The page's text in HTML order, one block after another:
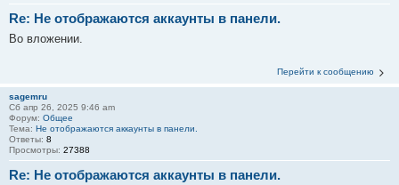
Re: Не отображаются аккаунты в панели.
Во вложении.
Перейти к сообщению
sagemru
Сб апр 26, 2025 9:46 am
Форум: Общее
Тема: Не отображаются аккаунты в панели.
Ответы: 8
Просмотры: 27388
Re: Не отображаются аккаунты в панели.